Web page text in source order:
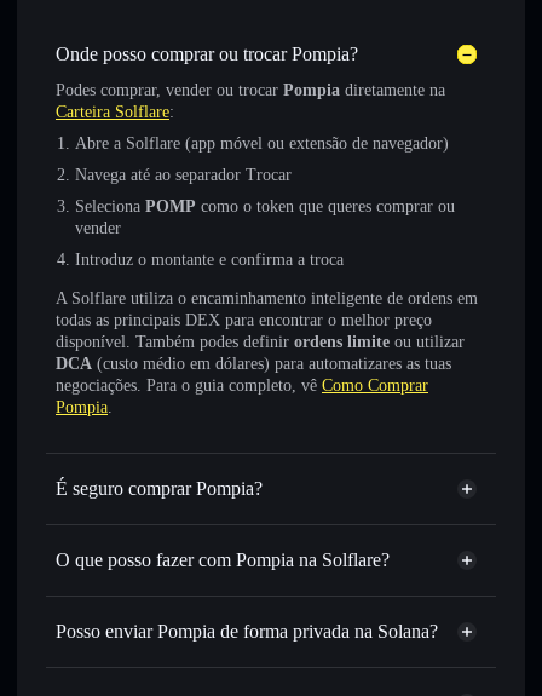
Onde posso comprar ou trocar Pompia?
Podes comprar, vender ou trocar Pompia diretamente na
Carteira Solflare:
Abre a Solflare (app móvel ou extensão de navegador)
Navega até ao separador Trocar
Seleciona POMP como o token que queres comprar ou
vender
Introduz o montante e confirma a troca
A Solflare utiliza o encaminhamento inteligente de ordens em
todas as principais DEX para encontrar o melhor preço
disponível. Também podes definir ordens limite ou utilizar
DCA (custo médio em dólares) para automatizares as tuas
negociações. Para o guia completo, vê Como Comprar
Pompia.
É seguro comprar Pompia?
Pompia não está verificado
O que posso fazer com Pompia na Solflare?
Pompia
Carteira Solflare
Trocar instantaneamente— trocar POMP por SOL,
encaminhamento inteligente de ordens para obteres o
Posso enviar Pompia de forma privada na Solana?
Agregador de Privacidade